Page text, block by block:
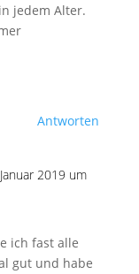
jedem Alter.
Antworten
2019 um
ich fast alle
gut und habe